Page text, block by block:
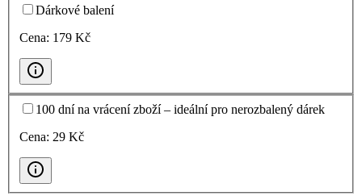
Dárkové balení
Cena: 179 Kč
100 dní na vrácení zboží – ideální pro nerozbalený dárek
Cena: 29 Kč